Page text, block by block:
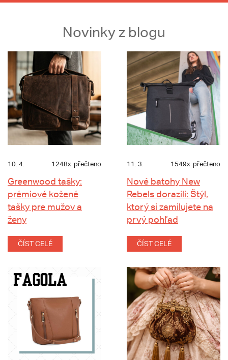
Novinky z blogu
10. 4. 1248x přečteno
Greenwood tašky:
prémiové kožené
tašky pre mužov a
ženy
ČÍST CELÉ
11. 3. 1549x přečteno
Nové batohy New
Rebels dorazili: Štýl,
ktorý si zamilujete na
prvý pohľad
ČÍST CELÉ